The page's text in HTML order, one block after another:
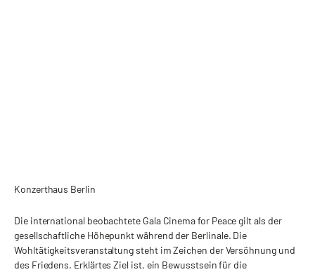
Konzerthaus Berlin
Die international beobachtete Gala Cinema for Peace gilt als der
gesellschaftliche Höhepunkt während der Berlinale. Die
Wohltätigkeitsveranstaltung steht im Zeichen der Versöhnung und
des Friedens. Erklärtes Ziel ist, ein Bewusstsein für die